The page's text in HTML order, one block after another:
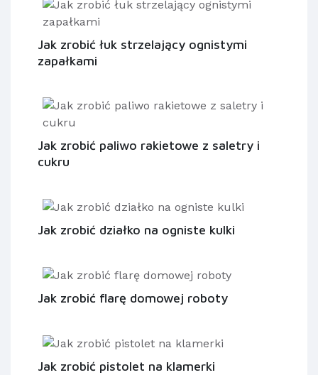
Jak zrobić łuk strzelający ognistymi
zapałkami
Jak zrobić paliwo rakietowe z saletry i
cukru
Jak zrobić działko na ogniste kulki
Jak zrobić flarę domowej roboty
Jak zrobić pistolet na klamerki